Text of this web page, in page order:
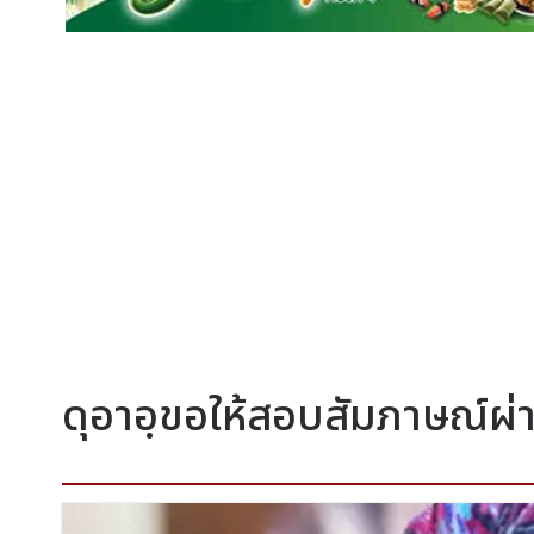
ดุอาอฺขอให้สอบสัมภาษณ์ผ่